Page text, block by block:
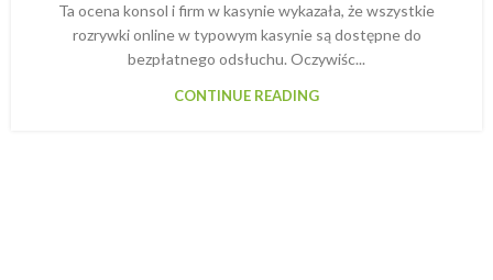
Ta ocena konsol i firm w kasynie wykazała, że wszystkie
rozrywki online w typowym kasynie są dostępne do
bezpłatnego odsłuchu. Oczywiśc...
CONTINUE READING